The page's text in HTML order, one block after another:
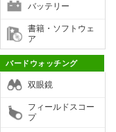
バッテリー
書籍・ソフトウェ
ア
バードウォッチング
双眼鏡
フィールドスコー
プ